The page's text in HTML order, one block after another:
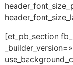
[et_pb_section